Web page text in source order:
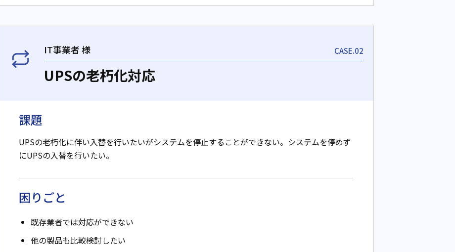
IT事業者 様 CASE.02
UPSの老朽化対応
課題
UPSの老朽化に伴い入替を行いたいがシステムを停止することができない。システムを停めず
にUPSの入替を行いたい。
困りごと
既存業者では対応ができない
他の製品も比較検討したい